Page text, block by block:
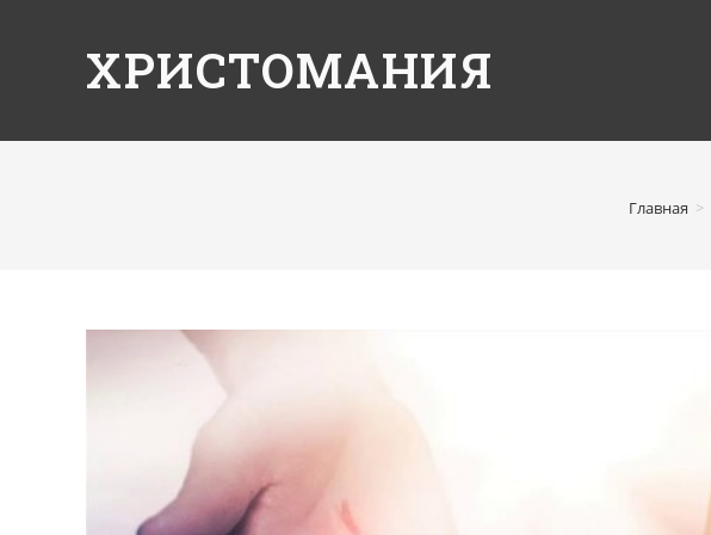
ХРИСТОМАНИЯ
Главная >